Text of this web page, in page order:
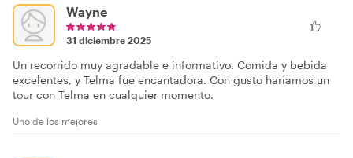
Wayne
31 diciembre 2025
Un recorrido muy agradable e informativo. Comida y bebida
excelentes, y Telma fue encantadora. Con gusto haríamos un
tour con Telma en cualquier momento.
Uno de los mejores